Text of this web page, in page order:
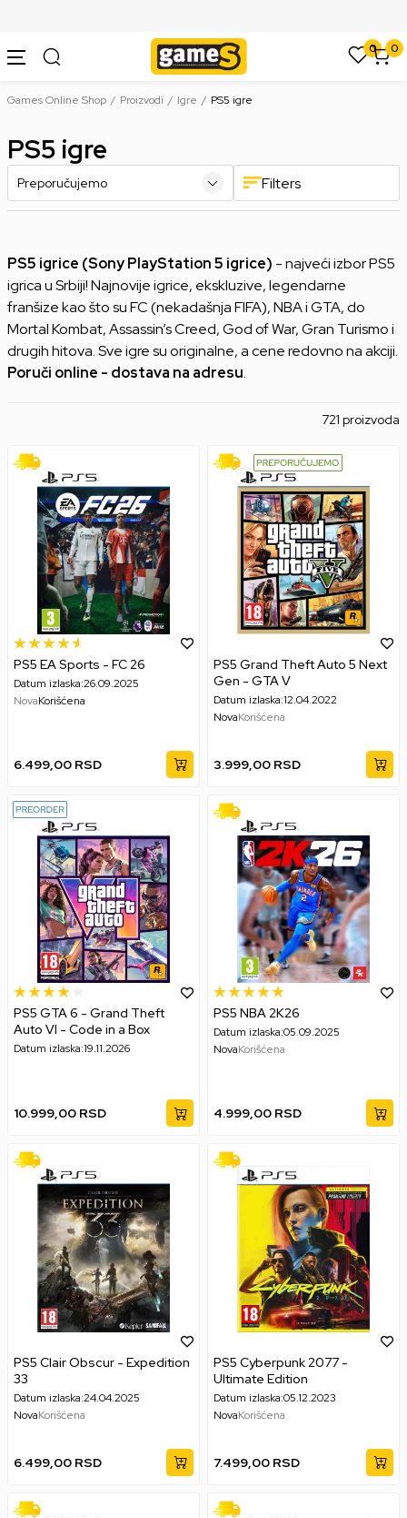
0 0
Games Online Shop Proizvodi Igre PS5 igre
PS5 igre
Filters
PS5 igrice (Sony PlayStation 5 igrice) - najveći izbor PS5
igrica u Srbiji! Najnovije igrice, ekskluzive, legendarne
franšize kao što su FC (nekadašnja FIFA), NBA i GTA, do
Mortal Kombat, Assassin’s Creed, God of War, Gran Turismo i
drugih hitova. Sve igre su originalne, a cene redovno na akciji.
Poruči online - dostava na adresu.
721 proizvoda
PS5 EA Sports - FC 26
Datum izlaska:26.09.2025
NovaKorišćena
6.499,00 RSD
PS5 Grand Theft Auto 5 Next
Gen - GTA V
Datum izlaska:12.04.2022
NovaKorišćena
3.999,00 RSD
PS5 GTA 6 - Grand Theft
Auto VI - Code in a Box
Datum izlaska:19.11.2026
10.999,00 RSD
PS5 NBA 2K26
Datum izlaska:05.09.2025
NovaKorišćena
4.999,00 RSD
PS5 Clair Obscur - Expedition
33
Datum izlaska:24.04.2025
NovaKorišćena
6.499,00 RSD
PS5 Cyberpunk 2077 -
Ultimate Edition
Datum izlaska:05.12.2023
NovaKorišćena
7.499,00 RSD